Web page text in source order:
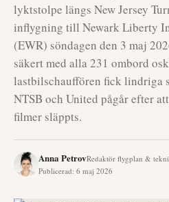
lyktstolpe längs New Jersey
inflygning till Newark Liberty
(EWR) söndagen den 3 maj
säkert med alla 231 ombord
lastbilschauffören fick lindriga
NTSB och United pågår efter
filmer släppts.
Anna PetrovRedaktör flygplan &
Publicerad: 6 maj 2026